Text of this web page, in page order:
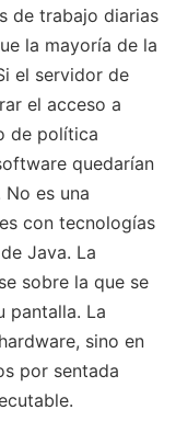
de trabajo diarias
la mayoría de la
el servidor de
el acceso a
de política
quedarían
es una
con tecnologías
Java. La
sobre la que se
pantalla. La
sino en
por sentada